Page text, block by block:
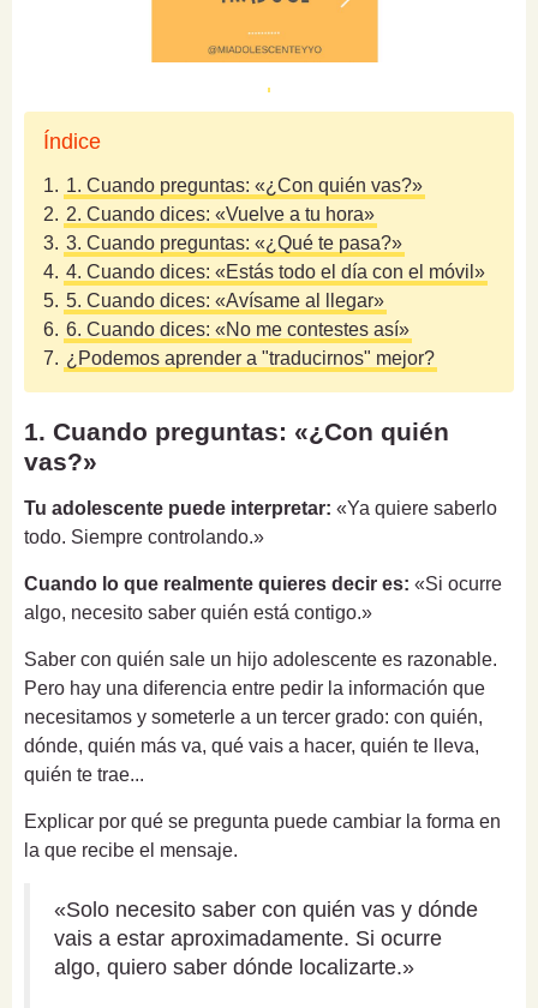
Índice
1. 1. Cuando preguntas: «¿Con quién vas?»
2. 2. Cuando dices: «Vuelve a tu hora»
3. 3. Cuando preguntas: «¿Qué te pasa?»
4. 4. Cuando dices: «Estás todo el día con el móvil»
5. 5. Cuando dices: «Avísame al llegar»
6. 6. Cuando dices: «No me contestes así»
7. ¿Podemos aprender a "traducirnos" mejor?
1. Cuando preguntas: «¿Con quién
vas?»
Tu adolescente puede interpretar: «Ya quiere saberlo
todo. Siempre controlando.»
Cuando lo que realmente quieres decir es: «Si ocurre
algo, necesito saber quién está contigo.»
Saber con quién sale un hijo adolescente es razonable.
Pero hay una diferencia entre pedir la información que
necesitamos y someterle a un tercer grado: con quién,
dónde, quién más va, qué vais a hacer, quién te lleva,
quién te trae...
Explicar por qué se pregunta puede cambiar la forma en
la que recibe el mensaje.
«Solo necesito saber con quién vas y dónde
vais a estar aproximadamente. Si ocurre
algo, quiero saber dónde localizarte.»